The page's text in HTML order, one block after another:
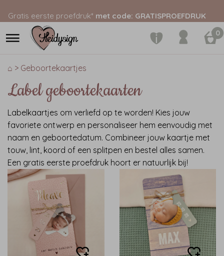
Gratis eerste proefdruk* met code: GRATISPROEFDRUK
0
⌂ > Geboortekaartjes
Label geboortekaarten
Labelkaartjes om verliefd op te worden! Kies jouw
favoriete ontwerp en personaliseer hem eenvoudig met
naam en geboortedatum. Combineer jouw kaartje met
touw, lint, koord of een splitpen en bestel alles samen.
Een gratis eerste proefdruk hoort er natuurlijk bij!